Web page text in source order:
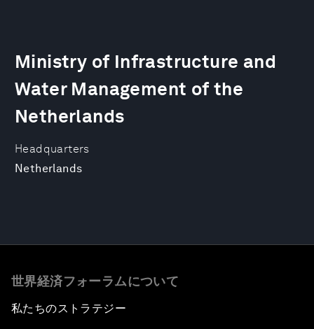
Headquarters
Netherlands
Ministry of Infrastructure and
Water Management of the
Netherlands
世界経済フォーラムについて
私たちのストラテジー